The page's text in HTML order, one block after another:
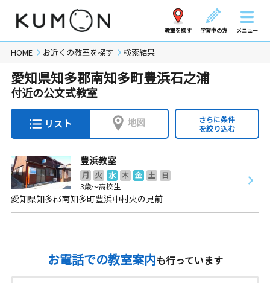
教室を探す 学習中の方 メニュー
HOME お近くの教室を探す 検索結果
愛知県知多郡南知多町豊浜石之浦
付近の公文式教室
リスト 地図
さらに条件
を絞り込む
豊浜教室
月 火 水 木 金 土
日
3歳～高校生
愛知県知多郡南知多町豊浜中村火の見前
お電話での教室案内も行っています